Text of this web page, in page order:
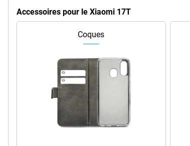
Accessoires pour le Xiaomi 17T
Coques